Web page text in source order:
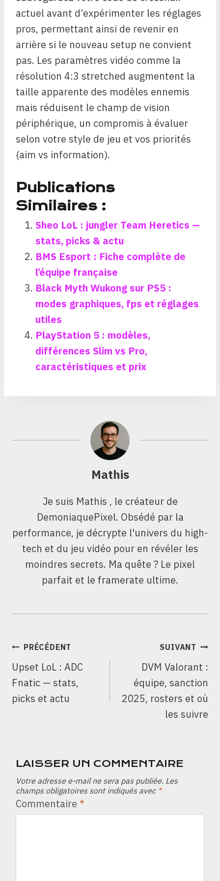
actuel avant d’expérimenter les réglages
pros, permettant ainsi de revenir en
arrière si le nouveau setup ne convient
pas. Les paramètres vidéo comme la
résolution 4:3 stretched augmentent la
taille apparente des modèles ennemis
mais réduisent le champ de vision
périphérique, un compromis à évaluer
selon votre style de jeu et vos priorités
(aim vs information).
Publications
Similaires :
Sheo LoL : jungler Team Heretics —
stats, picks & actu
BMS Esport : Fiche complète de
l’équipe française
Black Myth Wukong sur PS5 :
modes graphiques, fps et réglages
utiles
PlayStation 5 : modèles,
différences Slim vs Pro,
caractéristiques et prix
Mathis
Je suis Mathis , le créateur de
DemoniaquePixel. Obsédé par la
performance, je décrypte l'univers du high-
tech et du jeu vidéo pour en révéler les
moindres secrets. Ma quête ? Le pixel
parfait et le framerate ultime.
NAVIGATION
L’ARTICLE
PRÉCÉDENT
Upset LoL : ADC
Fnatic — stats,
picks et actu
SUIVANT
DVM Valorant :
équipe, sanction
2025, rosters et où
les suivre
LAISSER UN COMMENTAIRE
Votre adresse e-mail ne sera pas publiée. Les
champs obligatoires sont indiqués avec *
Commentaire *